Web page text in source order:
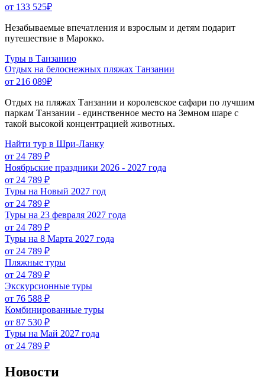
от 133 525₽
Незабываемые впечатления и взрослым и детям подарит
путешествие в Марокко.
Туры в Танзанию
Отдых на белоснежных пляжах Танзании
от 216 089₽
Отдых на пляжах Танзании и королевское сафари по лучшим
паркам Танзании - единственное место на Земном шаре с
такой высокой концентрацией животных.
Найти тур в Шри-Ланку
от 24 789 ₽
Ноябрьские праздники 2026 - 2027 года
от 24 789 ₽
Туры на Новый 2027 год
от 24 789 ₽
Туры на 23 февраля 2027 года
от 24 789 ₽
Туры на 8 Марта 2027 года
от 24 789 ₽
Пляжные туры
от 24 789 ₽
Экскурсионные туры
от 76 588 ₽
Комбинированные туры
от 87 530 ₽
Туры на Май 2027 года
от 24 789 ₽
Новости